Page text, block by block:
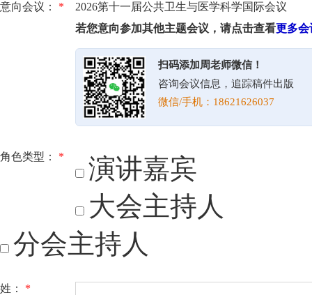
意向会议： *
2026第十一届公共卫生与医学科学国际会议
若您意向参加其他主题会议，请点击查看更多会
扫码添加周老师微信！
咨询会议信息，追踪稿件出版
微信/手机：18621626037
角色类型： *
演讲嘉宾
大会主持人
分会主持人
姓： *